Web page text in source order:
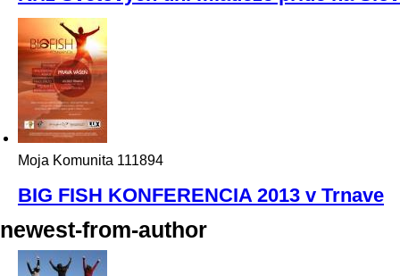
Moja Komunita 111894
BIG FISH KONFERENCIA 2013 v Trnave
newest-from-author